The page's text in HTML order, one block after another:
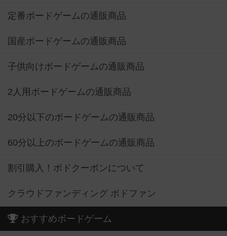
定番ボードゲームの通販商品
国産ボードゲームの通販商品
子供向けボードゲームの通販商品
2人用ボードゲームの通販商品
20分以下のボードゲームの通販商品
60分以上のボードゲームの通販商品
割引購入！ボドクーポンについて
クラウドファンディング ボドファン
おすすめボードゲーム